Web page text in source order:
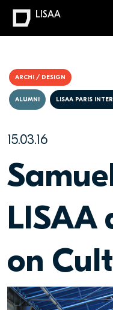
ARCHI / DESIGN
15.03.16
ALUMNI LISAA PARIS
LISAA
on
LISAA